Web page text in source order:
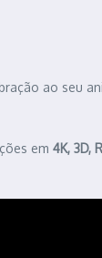
ao seu
em 4K, 3D,